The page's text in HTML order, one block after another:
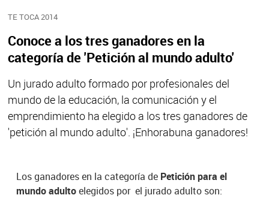
TE TOCA 2014
Conoce a los tres ganadores en la
categoría de 'Petición al mundo adulto'
Un jurado adulto formado por profesionales del
mundo de la educación, la comunicación y el
emprendimiento ha elegido a los tres ganadores de
'petición al mundo adulto'. ¡Enhorabuna ganadores!
Los ganadores en la categoría de Petición para el
mundo adultoelegidos por el jurado adulto son: